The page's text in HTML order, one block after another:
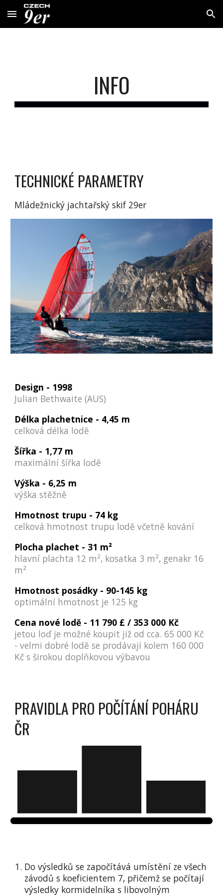
Skip to main content Skip to navigation
INFO
TECHNICKÉ PARAMETRY
Mládežnický jachtařský skif 29er
Design - 1998
Julian Bethwaite (AUS)
Délka plachetnice - 4,45 m
celková délka lodě
Šířka - 1,77 m
maximální šířka lodě
Výška - 6,25 m
výška stěžně
Hmotnost trupu - 74 kg
celková hmotnost trupu lodě včetně kování
Plocha plachet - 31 m²
hlavní plachta 12 m², kosatka 3 m², genakr 16
m²
Hmotnost posádky - 90-145 kg
optimální hmotnost je 125 kg
Cena nové lodě - 11 790 £ / 353 000 Kč
jetou loď je možné koupit již od cca. 65 000 Kč
- velmi dobré lodě se prodávají kolem 160 000
Kč s širokou doplňkovou výbavou
PRAVIDLA PRO POČÍTÁNÍ POHÁRU
ČR
Do výsledků se započítává umístění ze všech
závodů s koeficientem 7, přičemž se počítají
výsledky kormidelníka s libovolným